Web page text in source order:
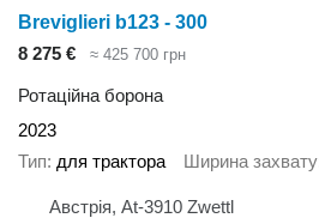
Breviglieri b123 - 300
8 275 €
≈ 425 700 грн
Ротаційна борона
2023
Тип для трактора Ширина захвату
Австрія, At-3910 Zwettl